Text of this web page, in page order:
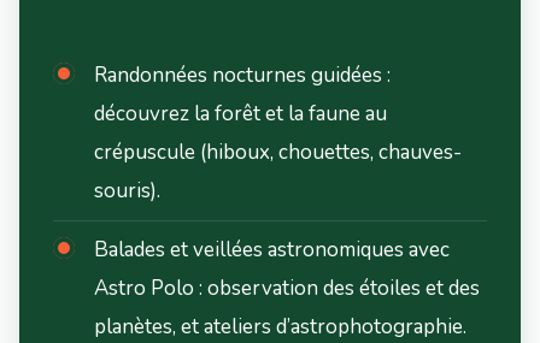
Randonnées nocturnes guidées :
découvrez la forêt et la faune au
crépuscule (hiboux, chouettes, chauves-
souris).
Balades et veillées astronomiques avec
Astro Polo : observation des étoiles et des
planètes, et ateliers d’astrophotographie.